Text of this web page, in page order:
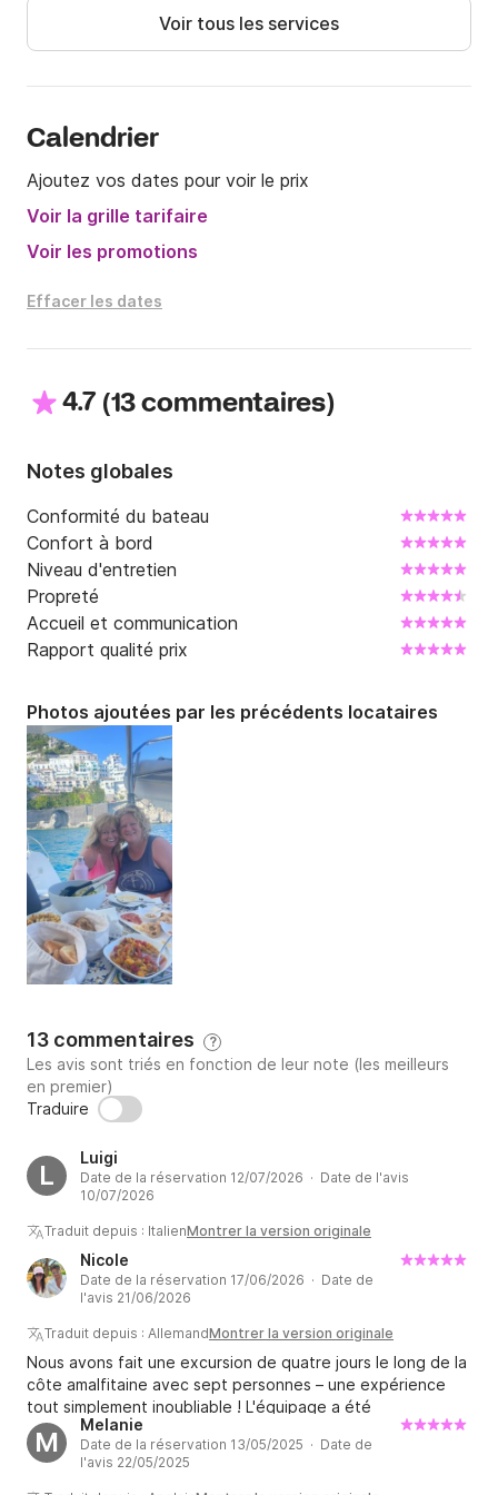
Voir tous les services
Calendrier
Ajoutez vos dates pour voir le prix
Voir la grille tarifaire
Voir les promotions
Effacer les dates
4.7 (13 commentaires)
Notes globales
Conformité du bateau
Confort à bord
Niveau d'entretien
Propreté
Accueil et communication
Rapport qualité prix
Photos ajoutées par les précédents locataires
13 commentaires ?
Les avis sont triés en fonction de leur note (les meilleurs
en premier)
Traduire
L
Luigi
Date de la réservation 12/07/2026 · Date de l'avis
10/07/2026
Traduit depuis : ItalienMontrer la version originale
Nicole
Date de la réservation 17/06/2026 · Date de
l'avis 21/06/2026
Traduit depuis : AllemandMontrer la version originale
Nous avons fait une excursion de quatre jours le long de la
côte amalfitaine avec sept personnes – une expérience
tout simplement inoubliable ! L'équipage a été
extrêmement courtois, amical et professionnel du début à
la fin. Nous avons particulièrement apprécié que toutes
nos réservations pour les déjeuners et les dîners dans les
M
Melanie
Date de la réservation 13/05/2025 · Date de
l'avis 22/05/2025